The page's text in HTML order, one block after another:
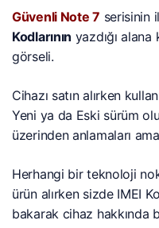
Güvenli Note 7 serisinin
Kodlarının yazdığı alana
görseli.
Cihazı satın alırken
Yeni ya da Eski sürüm
üzerinden anlamaları
Herhangi bir teknoloji
ürün alırken sizde IMEI
bakarak cihaz hakkında